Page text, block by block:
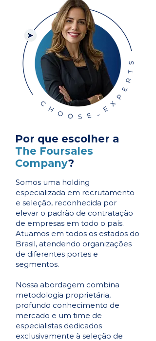
Por que escolher a
The Foursales
Company?
Somos uma holding
especializada em recrutamento
e seleção, reconhecida por
elevar o padrão de contratação
de empresas em todo o país.
Atuamos em todos os estados do
Brasil, atendendo organizações
de diferentes portes e
segmentos.
Nossa abordagem combina
metodologia proprietária,
profundo conhecimento de
mercado e um time de
especialistas dedicados
exclusivamente à seleção de